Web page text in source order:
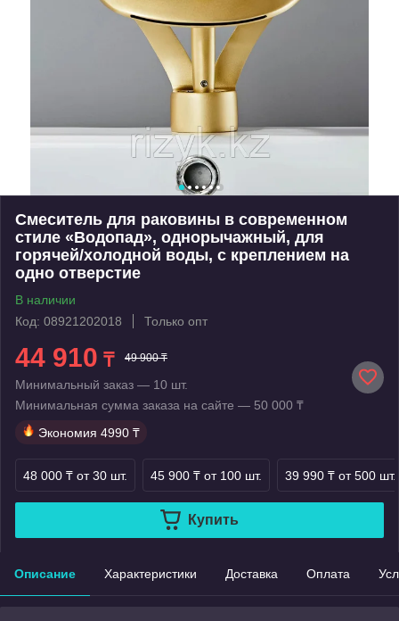
Смеситель для раковины в современном
стиле «Водопад», однорычажный, для
горячей/холодной воды, с креплением на
одно отверстие
В наличии
Код: 08921202018
Только опт
44 910 ₸ 49 900 ₸
Минимальный заказ — 10 шт.
Минимальная сумма заказа на сайте — 50 000 ₸
Экономия 4990 ₸
48 000 ₸ от 30 шт. 45 900 ₸ от 100 шт. 39 990 ₸ от 500 шт.
Купить
Описание Характеристики Доставка Оплата